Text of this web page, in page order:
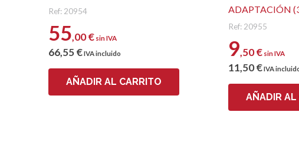
Ref: 20954
55,00€ sin IVA
66,55€IVA incluido
AÑADIR AL CARRITO
ADAPTACIÓN
Ref: 20955
9,50€ sin IVA
11,50€IVA
AÑADIR AL